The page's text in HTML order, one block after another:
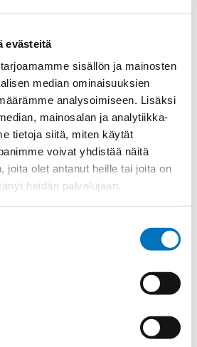
evästeitä
sisällön ja mainosten
median ominaisuuksien
analysoimiseen. Lisäksi
mainosalan ja analytiikka-
tietoja siitä, miten käytät
voivat yhdistää näitä
joita olet antanut heille tai joita on
heidän palvelujaan.
EC000441
PG.-long
RoHS
'-40°C to +100°C
40
UL;CSA;DNV-
GL;NEMA;Bahnzulassung;cUL
18